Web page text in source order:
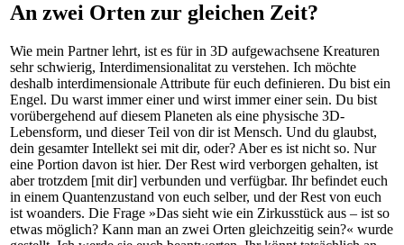
An zwei Orten zur gleichen Zeit?
Wie mein Partner lehrt, ist es für in 3D aufgewachsene Kreaturen
sehr schwierig, Interdimensionalitat zu verstehen. Ich möchte
deshalb interdimensionale Attribute für euch definieren. Du bist ein
Engel. Du warst immer einer und wirst immer einer sein. Du bist
vorübergehend auf diesem Planeten als eine physische 3D-
Lebensform, und dieser Teil von dir ist Mensch. Und du glaubst,
dein gesamter Intellekt sei mit dir, oder? Aber es ist nicht so. Nur
eine Portion davon ist hier. Der Rest wird verborgen gehalten, ist
aber trotzdem [mit dir] verbunden und verfügbar. Ihr befindet euch
in einem Quantenzustand von euch selber, und der Rest von euch
ist woanders. Die Frage »Das sieht wie ein Zirkusstück aus – ist so
etwas möglich? Kann man an zwei Orten gleichzeitig sein?« wurde